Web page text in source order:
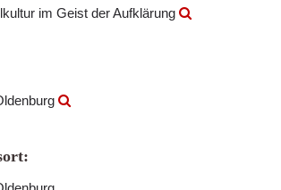
im Geist der Aufklärung